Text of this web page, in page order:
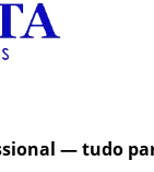
— tudo